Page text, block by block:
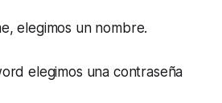
elegimos un nombre.
elegimos una contraseña